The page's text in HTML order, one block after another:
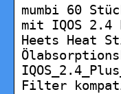
mumbi 60
mit IQOS 2.4
Heets Heat
Filter